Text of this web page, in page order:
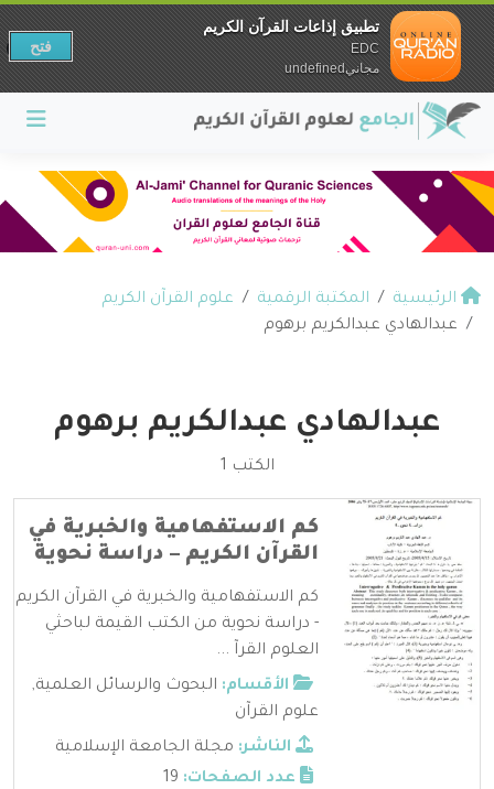
الرئيسية المكتبة الرقمية
علوم القرآن الكريم
عبدالهادي عبدالكريم برهوم
عبدالهادي عبدالكريم برهوم
الكتب 1
كم الاستفهامية والخبرية في
القرآن الكريم – دراسة نحوية
كم الاستفهامية والخبرية في القرآن الكريم
- دراسة نحوية من الكتب القيمة لباحثي
العلوم القرآ ...
الأقسام: البحوث والرسائل العلمية,
علوم القرآن
الناشر: مجلة الجامعة الإسلامية
عدد الصفحات:
تطبيق إذاعات القرآن الكريم
EDC
مجانيundefined
فتح